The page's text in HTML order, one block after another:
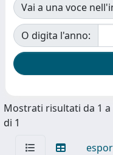
Vai a una voce
O digita l'anno:
Mostrati risultati da 1 a
di 1